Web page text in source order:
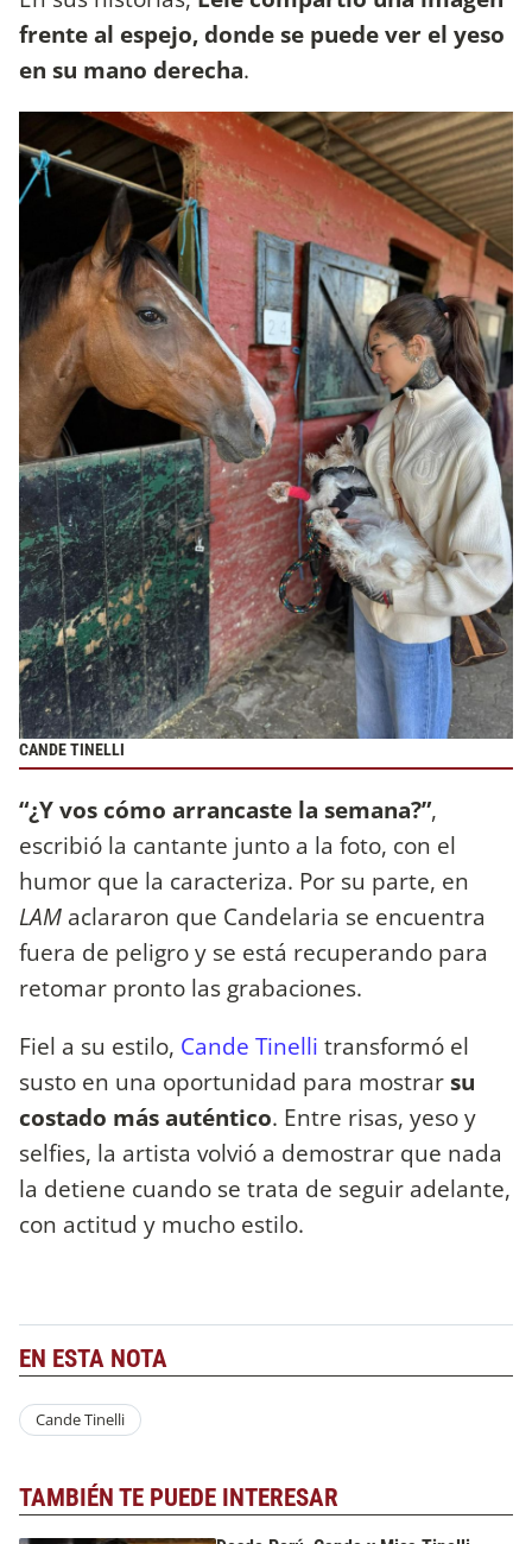
frente al espejo, donde se puede ver el yeso
en su mano derecha.
CANDE TINELLI
“¿Y vos cómo arrancaste la semana?”,
escribió la cantante junto a la foto, con el
humor que la caracteriza. Por su parte, en
LAM aclararon que Candelaria se encuentra
fuera de peligro y se está recuperando para
retomar pronto las grabaciones.
Fiel a su estilo, Cande Tinelli transformó el
susto en una oportunidad para mostrarsu
costado más auténtico. Entre risas, yeso y
selfies, la artista volvió a demostrar que nada
la detiene cuando se trata de seguir adelante,
con actitud y mucho estilo.
EN ESTA NOTA
Cande Tinelli
TAMBIÉN TE PUEDE INTERESAR